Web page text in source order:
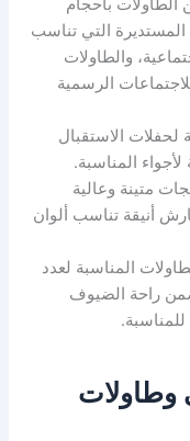
بأحجام
التي تناسب
والطاولات
الرسمية
الاستقبال
المناسبة.
متينة وعالية
أنيقة تناسب ألوان
المناسبة لعدد
راحة الضيوف
وطاولات